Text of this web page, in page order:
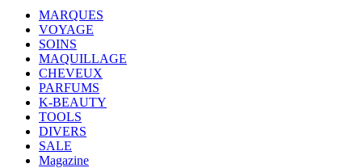
MARQUES
VOYAGE
SOINS
MAQUILLAGE
CHEVEUX
PARFUMS
K-BEAUTY
TOOLS
DIVERS
SALE
Magazine